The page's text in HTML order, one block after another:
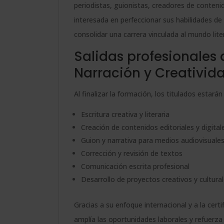
periodistas, guionistas, creadores de
interesada en perfeccionar sus habilidades
consolidar una carrera vinculada al mundo
Salidas profesionales
Narración y
Al finalizar la formación, los titulados
Escritura creativa y literaria
Creación de contenidos editoriales y
Guion y narrativa para medios audiovisuales
Corrección y revisión de textos
Comunicación escrita profesional
Desarrollo de proyectos creativos y
Gracias a su enfoque internacional y a la
amplía las oportunidades laborales y